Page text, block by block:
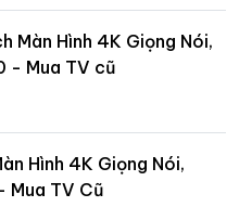
Màn Hình 4K Giọng Nói,
- Mua TV cũ
Hình 4K Giọng Nói,
TV Cũ